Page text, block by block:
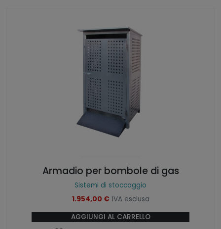
Armadio per bombole di gas
Sistemi di stoccaggio
1.954,00 € IVA esclusa
AGGIUNGI AL CARRELLO